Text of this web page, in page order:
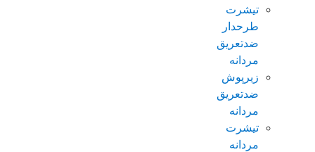
تیشرت
طرحدار
ضدتعریق
مردانه
زیرپوش
ضدتعریق
مردانه
تیشرت
مردانه